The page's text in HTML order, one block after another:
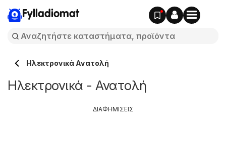
Fylladiomat
Hλεκτρονικά Ανατολή
Hλεκτρονικά - Ανατολή
ΔΙΑΦΗΜΙΣΕΙΣ